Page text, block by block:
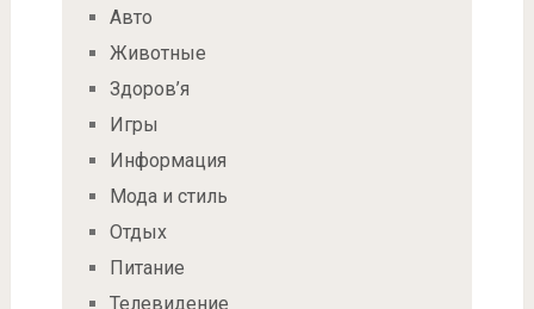
Авто
Животные
Здоров’я
Игры
Информация
Мода и стиль
Отдых
Питание
Телевидение